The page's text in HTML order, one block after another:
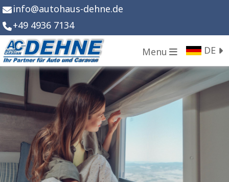
Menu
info@autohaus-dehne.de
+49 4936 7134
DE